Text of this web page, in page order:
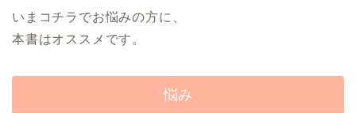
いまコチラでお悩みの方に、
本書はオススメです。
悩み